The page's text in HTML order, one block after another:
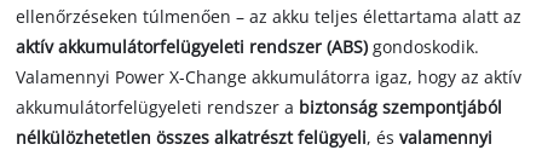
ellenőrzéseken túlmenően – az akku teljes élettartama alatt az
aktív akkumulátorfelügyeleti rendszer (ABS)gondoskodik.
Valamennyi Power X-Change akkumulátorra igaz, hogy az aktív
akkumulátorfelügyeleti rendszer a biztonság szempontjából
nélkülözhetetlen összes alkatrészt felügyeli, ésvalamennyi